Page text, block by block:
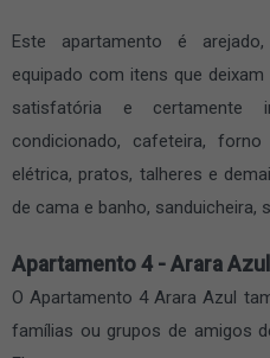
Este apartamento é
equipado com itens que
satisfatória e certamente
condicionado, cafeteira, forno
elétrica, pratos, talheres e
de cama e banho, sanduicheira,
Apartamento 4 - Arara Azul
O Apartamento 4 Arara Azul
famílias ou grupos de amigos